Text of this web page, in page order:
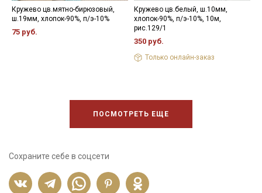
Кружево цв.мятно-бирюзовый,
ш.19мм, хлопок-90%, п/э-10%
75 руб.
Кружево цв.белый, ш.10мм,
хлопок-90%, п/э-10%, 10м,
рис.129/1
350 руб.
Только онлайн-заказ
ПОСМОТРЕТЬ ЕЩЕ
Сохраните себе в соцсети